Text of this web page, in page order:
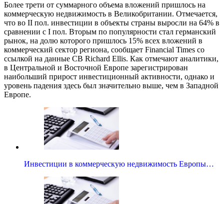
Более трети от суммарного объема вложений пришлось на
коммерческую недвижимость в Великобритании. Отмечается,
что во II пол. инвестиции в объекты страны выросли на 64% в
сравнении с I пол. Вторым по популярности стал германский
рынок, на долю которого пришлось 15% всех вложений в
коммерческий сектор региона, сообщает Financial Times со
ссылкой на данные CB Richard Ellis. Как отмечают аналитики,
в Центральной и Восточной Европе зарегистрирован
наибольший прирост инвестиционный активности, однако и
уровень падения здесь был значительно выше, чем в Западной
Европе.
Инвестиции в коммерческую недвижимость Европы…